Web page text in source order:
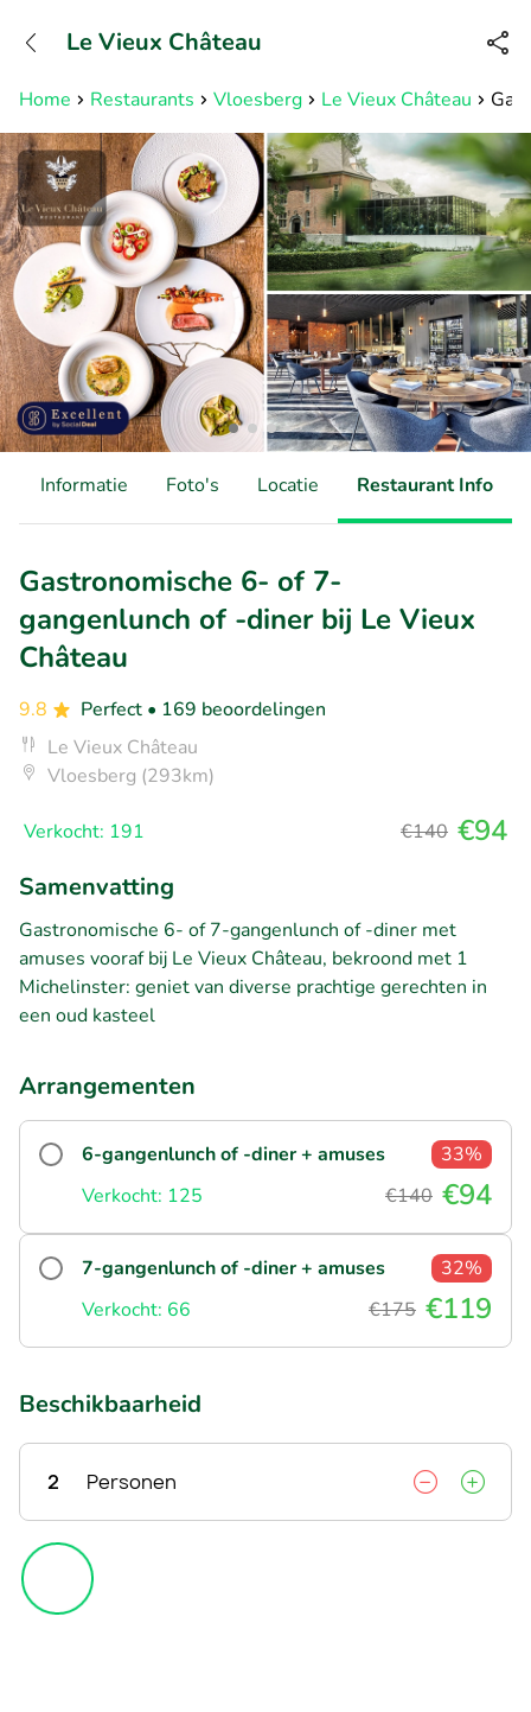
Bereikbaar tot 23:00 uur
Home Restaurants Vloesberg Le Vieux Château
Le Vieux Château
Informatie Foto's Locatie Restaurant Info
Gastronomische 6- of 7-
gangenlunch of -diner bij Le Vieux
Château
9.8 Perfect • 169 beoordelingen
Le Vieux Château
Vloesberg (293km)
Verkocht: 191 €140 €94
Samenvatting
Gastronomische 6- of 7-gangenlunch of -diner met
amuses vooraf bij Le Vieux Château, bekroond met 1
Michelinster: geniet van diverse prachtige gerechten in
een oud kasteel
Arrangementen
6-gangenlunch of -diner + amuses
33%
Verkocht: 125
€140 €94
7-gangenlunch of -diner + amuses
32%
Verkocht: 66
€175 €119
Beschikbaarheid
2 Personen